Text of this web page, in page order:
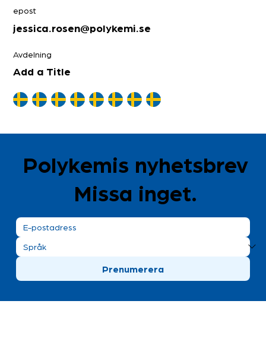
epost
jessica.rosen@polykemi.se
Avdelning
Add a Title
Polykemis nyhetsbrev
Missa inget.
Prenumerera